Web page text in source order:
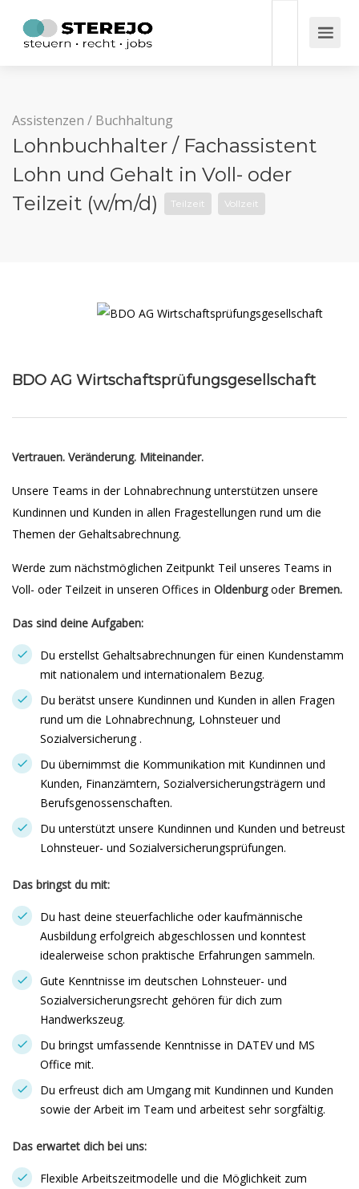
Assistenzen / Buchhaltung
Lohnbuchhalter / Fachassistent
Lohn und Gehalt in Voll- oder
Teilzeit (w/m/d)
Teilzeit Vollzeit
BDO AG Wirtschaftsprüfungsgesellschaft
Vertrauen. Veränderung. Miteinander.
Unsere Teams in der Lohnabrechnung unterstützen unsere
Kundinnen und Kunden in allen Fragestellungen rund um die
Themen der Gehaltsabrechnung.
Werde zum nächstmöglichen Zeitpunkt Teil unseres Teams in
Voll- oder Teilzeit in unseren Offices in Oldenburgoder Bremen.
Das sind deine Aufgaben:
Du erstellst Gehaltsabrechnungen für einen Kundenstamm
mit nationalem und internationalem Bezug.
Du berätst unsere Kundinnen und Kunden in allen Fragen
rund um die Lohnabrechnung, Lohnsteuer und
Sozialversicherung .
Du übernimmst die Kommunikation mit Kundinnen und
Kunden, Finanzämtern, Sozialversicherungsträgern und
Berufsgenossenschaften.
Du unterstützt unsere Kundinnen und Kunden und betreust
Lohnsteuer- und Sozialversicherungsprüfungen.
Das bringst du mit:
Du hast deine steuerfachliche oder kaufmännische
Ausbildung erfolgreich abgeschlossen und konntest
idealerweise schon praktische Erfahrungen sammeln.
Gute Kenntnisse im deutschen Lohnsteuer- und
Sozialversicherungsrecht gehören für dich zum
Handwerkszeug.
Du bringst umfassende Kenntnisse in DATEV und MS
Office mit.
Du erfreust dich am Umgang mit Kundinnen und Kunden
sowie der Arbeit im Team und arbeitest sehr sorgfältig.
Das erwartet dich bei uns:
Flexible Arbeitszeitmodelle und die Möglichkeit zum